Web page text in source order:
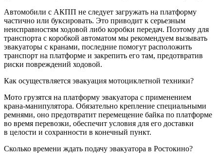
Автомобили с АКПП не следует загружать на платформу
частично или буксировать. Это приводит к серьезным
неисправностям ходовой либо коробки передач. Поэтому для
транспорта с коробкой автоматом мы рекомендуем вызывать
эвакуаторы с кранами, последние помогут расположить
транспорт на платформе и закрепить его там, предотвратив
риски повреждений ходовой.
Как осуществляется эвакуация мотоциклетной техники?
Мото грузятся на платформу эвакуатора с применением
крана-манипулятора. Обязательно крепление специальными
ремнями, оно предотвратит перемещение байка по платформе
во время перевозки, обеспечит условия для его доставки
в целости и сохранности в конечный пункт.
Сколько времени ждать подачу эвакуатора в Ростокино?